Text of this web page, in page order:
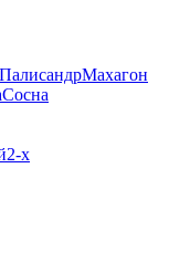
ПалисандрМахагон
Сосна
2-х